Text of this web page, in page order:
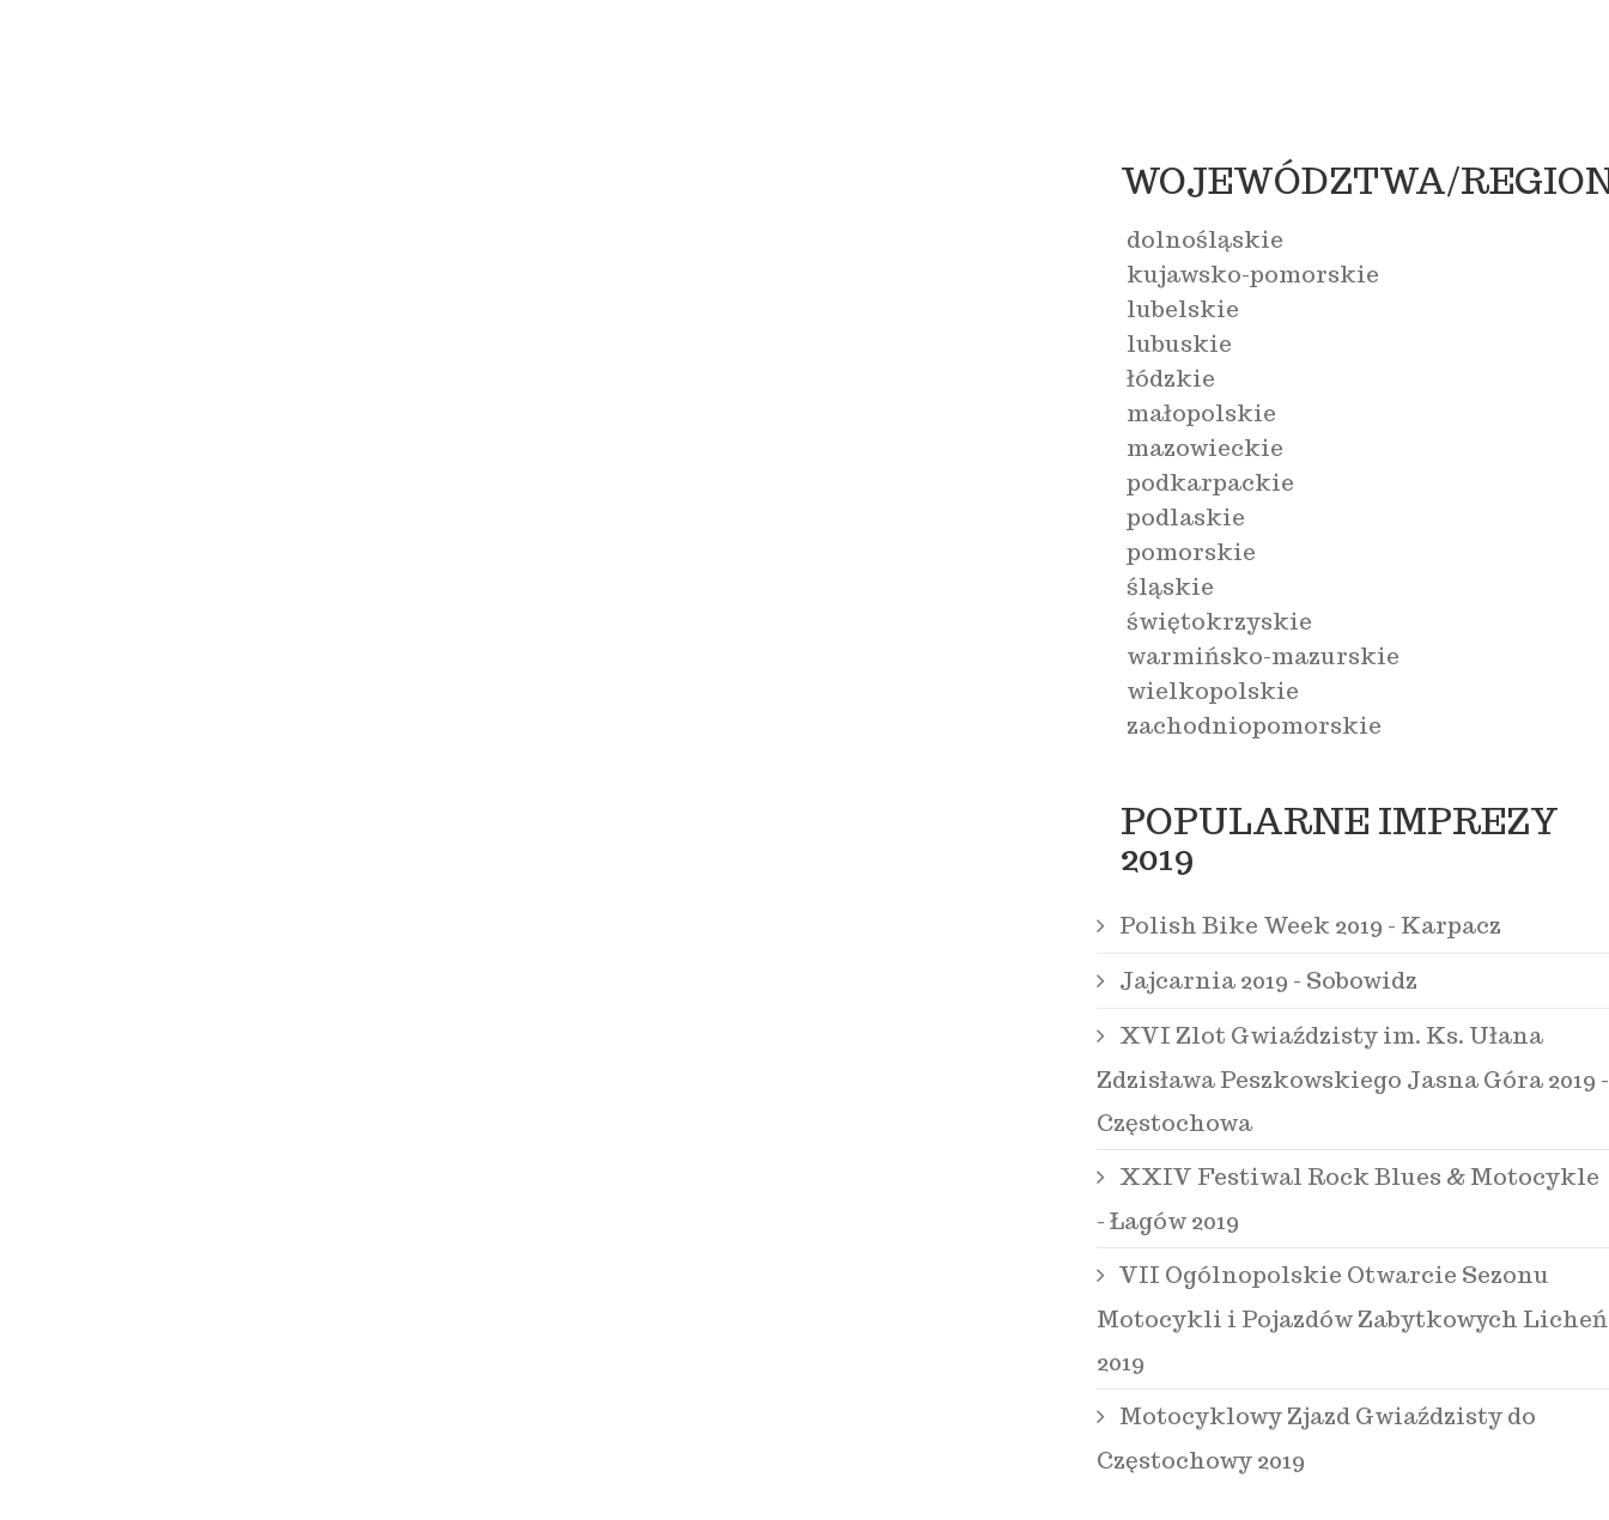
WOJEWÓDZTWA/
dolnośląskie
kujawsko-pomorskie
lubelskie
lubuskie
łódzkie
małopolskie
mazowieckie
podkarpackie
podlaskie
pomorskie
śląskie
świętokrzyskie
warmińsko-mazurskie
wielkopolskie
zachodniopomorskie
POPULARNE IMPREZY
2019
Polish Bike Week 2019 - Karpacz
Jajcarnia 2019 - Sobowidz
XVI Zlot Gwiaździsty im. Ks. Ułana
Zdzisława Peszkowskiego Jasna Góra 2019 -
Częstochowa
XXIV Festiwal Rock Blues & Motocykle
- Łagów 2019
VII Ogólnopolskie Otwarcie Sezonu
Motocykli i Pojazdów Zabytkowych Licheń
2019
Motocyklowy Zjazd Gwiaździsty do
Częstochowy 2019